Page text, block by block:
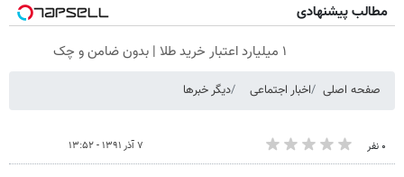
مطالب پیشنهادی
۱ میلیارد اعتبار خرید طلا | بدون ضامن و چک
صفحه اصلی اخبار اجتماعی دیگر خبرها
۰ نفر ۷ آذر ۱۳۹۱ - ۱۳:۵۲